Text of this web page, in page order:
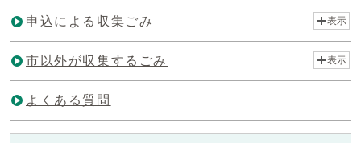
申込による収集ごみ 表示
市以外が収集するごみ 表示
よくある質問